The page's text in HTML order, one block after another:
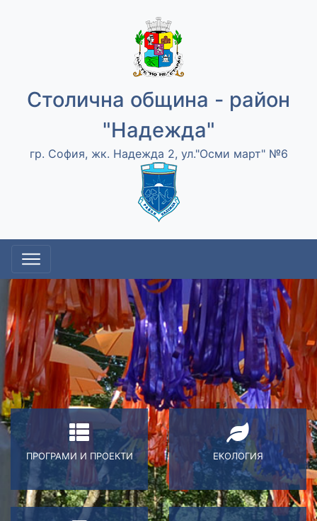
Столична община - район
"Надежда"
гр. София, жк. Надежда 2, ул."Осми март" №6
ПРОГРАМИ И ПРОЕКТИ ЕКОЛОГИЯ